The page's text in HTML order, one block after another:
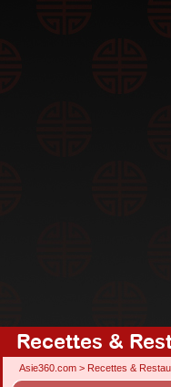
Recettes &
Asie360.com > Recettes &